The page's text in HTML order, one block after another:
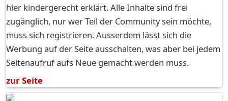
hier kindergerecht erklärt. Alle Inhalte sind frei
zugänglich, nur wer Teil der Community sein möchte,
muss sich registrieren. Ausserdem lässt sich die
Werbung auf der Seite ausschalten, was aber bei jedem
Seitenaufruf aufs Neue gemacht werden muss.
zur Seite